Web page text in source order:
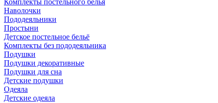
Комплекты постельного белья
Наволочки
Пододеяльники
Простыни
Детское постельное бельё
Комплекты без пододеяльника
Подушки
Подушки декоративные
Подушки для сна
Детские подушки
Одеяла
Детские одеяла